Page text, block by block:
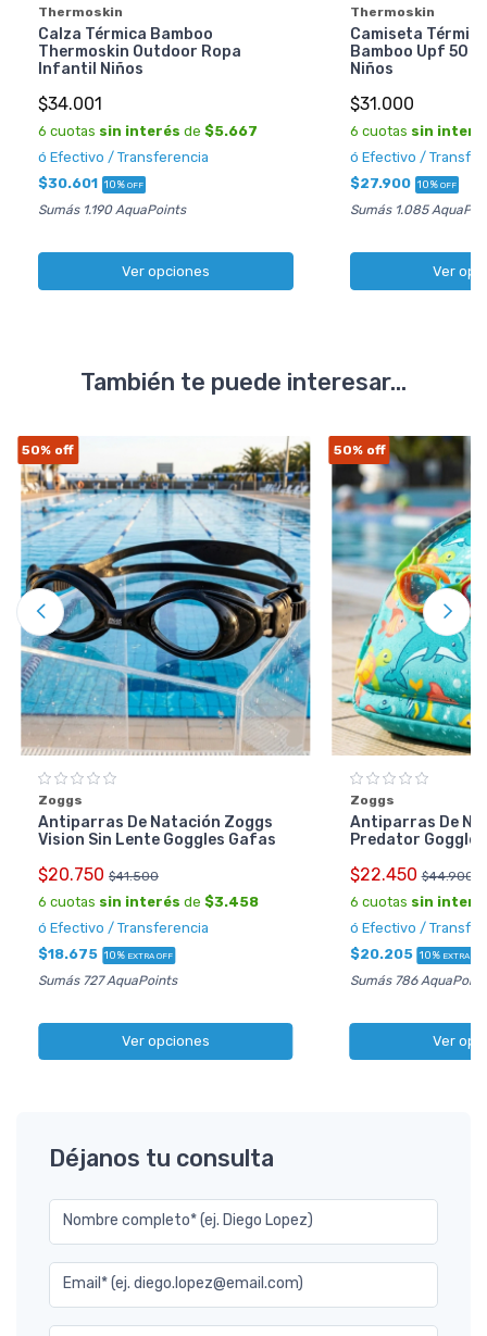
Thermoskin
Calza Térmica Bamboo
Thermoskin Outdoor Ropa
Infantil Niños
$34.001
6 cuotas sin interés de $5.667
ó Efectivo / Transferencia
$30.601 10% OFF
Sumás 1.190 AquaPoints
Ver opciones
Thermoskin
Camiseta
Bamboo Upf 50
Niños
$31.000
6 cuotas sin
ó Efectivo /
$27.900 10% OFF
Sumás 1.085
Ver
También te puede interesar...
50% off
Zoggs
Antiparras De Natación Zoggs
Vision Sin Lente Goggles Gafas
$20.750 $41.500
6 cuotas sin interés de $3.458
ó Efectivo / Transferencia
$18.675 10% EXTRA OFF
Sumás 727 AquaPoints
Ver opciones
50% off
Zoggs
Antiparras De
Predator
$22.450 $44.900
6 cuotas sin
ó Efectivo /
$20.205 10% EXTRA OFF
Sumás 786
Ver
Déjanos tu consulta
Nombre completo* (ej. Diego Lopez)
Email* (ej. diego.lopez@email.com)